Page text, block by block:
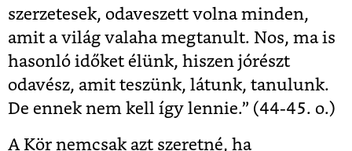
szerzetesek, odaveszett volna minden,
amit a világ valaha megtanult. Nos, ma is
hasonló időket élünk, hiszen jórészt
odavész, amit teszünk, látunk, tanulunk.
De ennek nem kell így lennie.” (44-45. o.)
A Kör nemcsak azt szeretné, ha